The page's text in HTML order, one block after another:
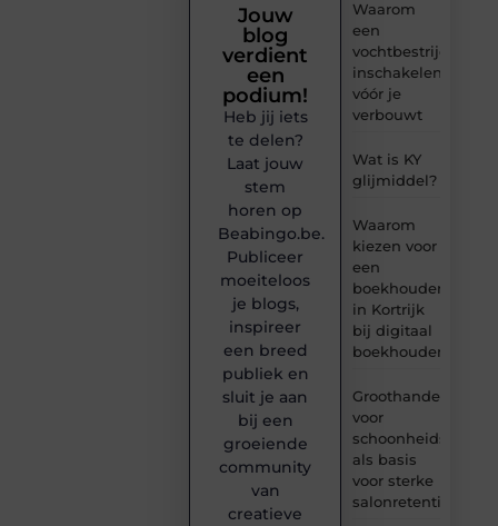
Waarom
een
inschakelen
vóór je
verbouwt
Wat is KY
glijmiddel?
Waarom
kiezen voor
een
boekhouder
in Kortrijk
bij digitaal
boekhouden?
Groothandel
voor
als basis
voor sterke
salonretentie
Jouw
blog
verdient
een
podium!
Heb jij iets
te delen?
Laat jouw
stem
horen op
Beabingo.be.
Publiceer
moeiteloos
je blogs,
inspireer
een breed
publiek en
sluit je aan
bij een
groeiende
community
van
creatieve